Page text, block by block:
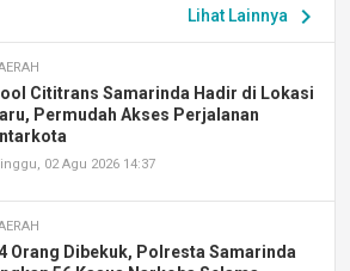
Lihat Lainnya chevron_right
Cititrans Samarinda Hadir di Lokasi
Permudah Akses Perjalanan
02 Agu 2026 14:37
Orang Dibekuk, Polresta Samarinda